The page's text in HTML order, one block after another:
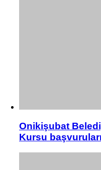
Onikişubat
Kursu